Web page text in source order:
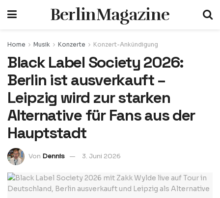
BerlinMagazine
Home Musik Konzerte Konzert-Ankündigung
Black Label Society 2026:
Berlin ist ausverkauft –
Leipzig wird zur starken
Alternative für Fans aus der
Hauptstadt
Von Dennis 3. Juni 2026